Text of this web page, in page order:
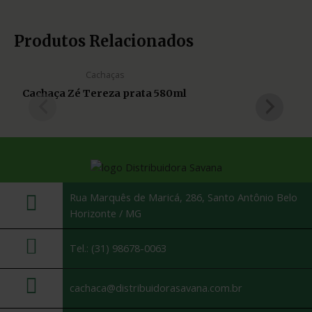
Produtos Relacionados
Cachaças
Cachaça Zé Tereza prata 580ml
Rua Marquês de Maricá, 286, Santo Antônio Belo
Horizonte / MG
Tel.: (31) 98678-0063
cachaca@distribuidorasavana.com.br